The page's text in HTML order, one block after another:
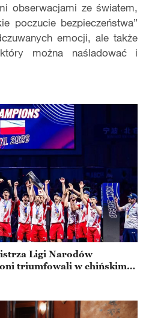
obserwacjami ze światem,
poczucie bezpieczeństwa”
emocji, ale także
można naśladować i
Ligi Narodów
triumfowali w chińskim